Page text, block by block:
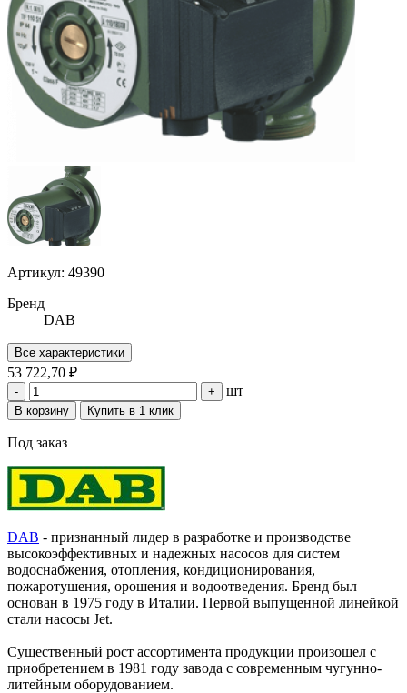
Артикул: 49390
Бренд
DAB
Все характеристики
53 722,70 ₽
- + шт
В корзину Купить в 1 клик
Под заказ
DAB - признанный лидер в разработке и производстве
высокоэффективных и надежных насосов для систем
водоснабжения, отопления, кондиционирования,
пожаротушения, орошения и водоотведения. Бренд был
основан в 1975 году в Италии. Первой выпущенной линейкой
стали насосы Jet.
Существенный рост ассортимента продукции произошел с
приобретением в 1981 году завода с современным чугунно-
литейным оборудованием.